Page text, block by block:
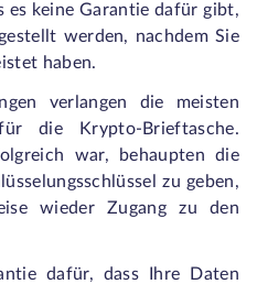
es keine Garantie dafür gibt,
werden, nachdem Sie
haben.
verlangen die meisten
die Krypto-Brieftasche.
war, behaupten die
zu geben,
wieder Zugang zu den
dafür, dass Ihre Daten